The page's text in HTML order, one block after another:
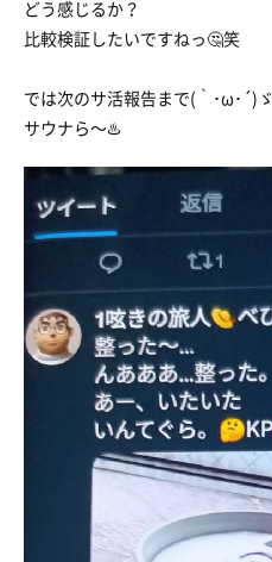
どう感じるか？
比較検証したいですねっ🤔笑
では次のサ活報告まで(｀･ω･´)ゞ
サウナら〜♨️